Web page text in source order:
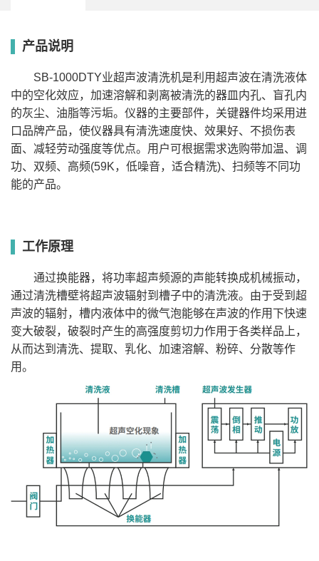
产品说明
SB-1000DTY业超声波清洗机是利用超声波在清洗液体
中的空化效应，加速溶解和剥离被清洗的器皿内孔、盲孔内
的灰尘、油脂等污垢。仪器的主要部件，关键器件均采用进
口品牌产品，使仪器具有清洗速度快、效果好、不损伤表
面、减轻劳动强度等优点。用户可根据需求选购带加温、调
功、双频、高频(59K，低噪音，适合精洗)、扫频等不同功
能的产品。
工作原理
通过换能器，将功率超声频源的声能转换成机械振动，
通过清洗槽壁将超声波辐射到槽子中的清洗液。由于受到超
声波的辐射，槽内液体中的微气泡能够在声波的作用下快速
变大破裂，破裂时产生的高强度剪切力作用于各类样品上，
从而达到清洗、提取、乳化、加速溶解、粉碎、分散等作
用。
型号
内槽
300DTY
300*240*15010
40kHz、65kHz、
75kHz、85kHz
360 800 有
SB-
400DTY
300*240*200 14.4
40kHz、65kHz、
75kHz、85kHz
480 800 有
SB-
500DTY
500*300*15022.5
40kHz、65kHz、
75kHz、85kHz
600 1000 有
SB-
600DTY
500*300*20030
40kHz、65kHz、
75kHz、85kHz
720 1000 有
SB-
1000DTY 600*300*300 54
40kHz、65kHz、 1000 4000 有
SB-
600*400*300